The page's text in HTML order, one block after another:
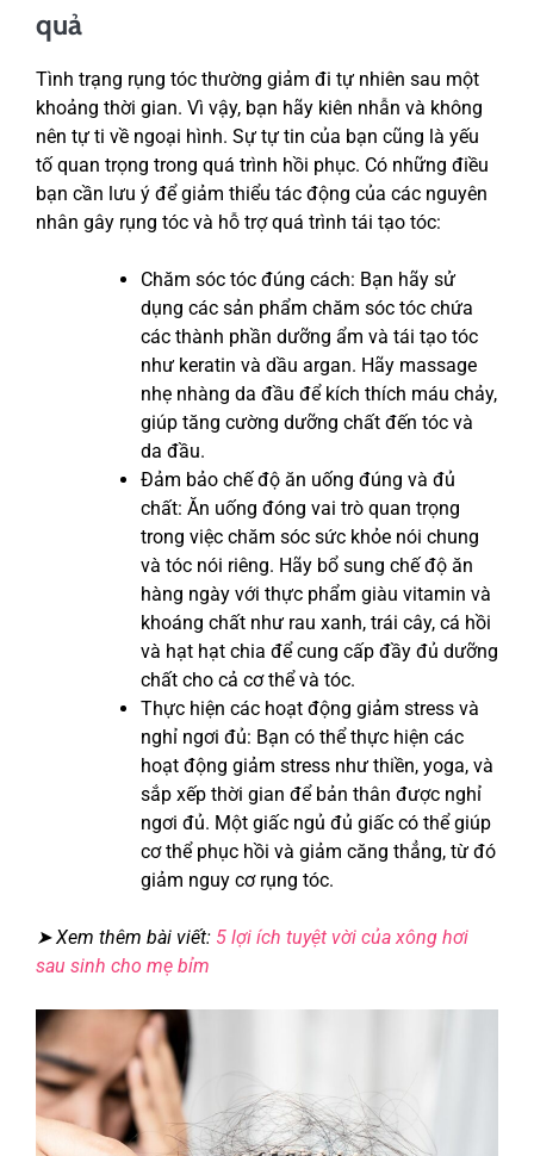
quả
Tình trạng rụng tóc thường giảm đi tự nhiên sau một
khoảng thời gian. Vì vậy, bạn hãy kiên nhẫn và không
nên tự ti về ngoại hình. Sự tự tin của bạn cũng là yếu
tố quan trọng trong quá trình hồi phục. Có những điều
bạn cần lưu ý để giảm thiểu tác động của các nguyên
nhân gây rụng tóc và hỗ trợ quá trình tái tạo tóc:
Chăm sóc tóc đúng cách: Bạn hãy sử
dụng các sản phẩm chăm sóc tóc chứa
các thành phần dưỡng ẩm và tái tạo tóc
như keratin và dầu argan. Hãy massage
nhẹ nhàng da đầu để kích thích máu chảy,
giúp tăng cường dưỡng chất đến tóc và
da đầu.
Đảm bảo chế độ ăn uống đúng và đủ
chất: Ăn uống đóng vai trò quan trọng
trong việc chăm sóc sức khỏe nói chung
và tóc nói riêng. Hãy bổ sung chế độ ăn
hàng ngày với thực phẩm giàu vitamin và
khoáng chất như rau xanh, trái cây, cá hồi
và hạt hạt chia để cung cấp đầy đủ dưỡng
chất cho cả cơ thể và tóc.
Thực hiện các hoạt động giảm stress và
nghỉ ngơi đủ: Bạn có thể thực hiện các
hoạt động giảm stress như thiền, yoga, và
sắp xếp thời gian để bản thân được nghỉ
ngơi đủ. Một giấc ngủ đủ giấc có thể giúp
cơ thể phục hồi và giảm căng thẳng, từ đó
giảm nguy cơ rụng tóc.
➤ Xem thêm bài viết: 5 lợi ích tuyệt vời của xông hơi
sau sinh cho mẹ bỉm